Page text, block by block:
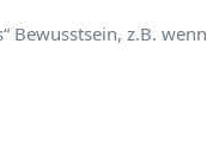
Bewusstsein, z.B.